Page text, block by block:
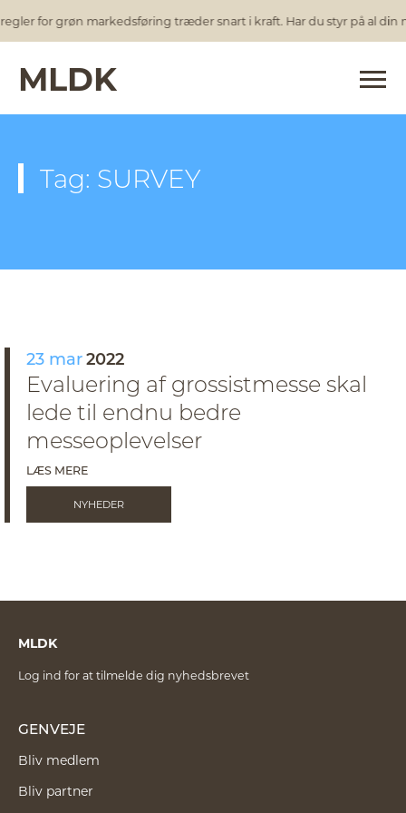
for grøn markedsføring træder snart i kraft. Har du styr på al din
MLDK
Tag: SURVEY
23 mar2022
Evaluering af grossistmesse skal
lede til endnu bedre
messeoplevelser
LÆS MERE
NYHEDER
MLDK
Log ind for at tilmelde dig nyhedsbrevet
GENVEJE
Bliv medlem
Bliv partner